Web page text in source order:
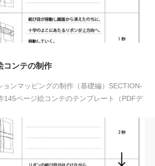
ンテの制作
ョンマッピングの制作（基礎編）SECTION-
ページ絵コンテのテンプレート（PDFデ